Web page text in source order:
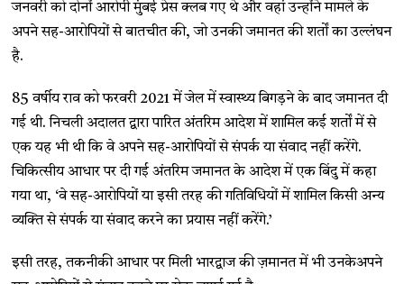
जनवरी को दोनों आरोपी मुंबई प्रेस क्लब गए थे और वहां उन्होंने मामले के
अपने सह-आरोपियों से बातचीत की, जो उनकी जमानत की शर्तों का उल्लंघन
है.
85 वर्षीय राव को फरवरी 2021 में जेल में स्वास्थ्य बिगड़ने के बाद जमानत दी
गई थी. निचली अदालत द्वारा पारित अंतरिम आदेश में शामिल कई शर्तों में से
एक यह भी थी कि वे अपने सह-आरोपियों से संपर्क या संवाद नहीं करेंगे.
चिकित्सीय आधार पर दी गई अंतरिम जमानत के आदेश में एक बिंदु में कहा
गया था, ‘वे सह-आरोपियों या इसी तरह की गतिविधियों में शामिल किसी अन्य
व्यक्ति से संपर्क या संवाद करने का प्रयास नहीं करेंगे.’
इसी तरह, तकनीकी आधार पर मिली भारद्वाज की ज़मानत में भी उनकेअपने